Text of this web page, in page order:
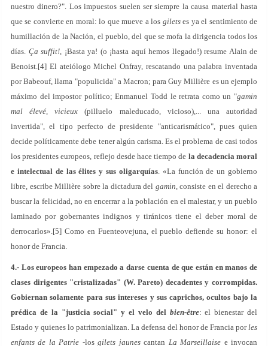
nuestro dinero?". Los impuestos suelen ser siempre la causa material hasta
que se convierte en moral: lo que mueve a los giletses ya el sentimiento de
humillación de la Nación, el pueblo, del que se mofa la dirigencia todos los
días. Ça suffit!, ¡Basta ya! (o ¡hasta aquí hemos llegado!) resume Alain de
Benoist.[4] El ateiólogo Michel Onfray, rescatando una palabra inventada
por Babeouf, llama "populicida" a Macron; para Guy Millière es un ejemplo
máximo del impostor político; Enmanuel Todd le retrata como un "gamin
mal élevé, vicieux (pilluelo maleducado, vicioso),... una autoridad
invertida", el tipo perfecto de presidente "anticarismático", pues quien
decide políticamente debe tener algún carisma. Es el problema de casi todos
los presidentes europeos, reflejo desde hace tiempo de la decadencia moral
e intelectual de las élites y sus oligarquías. «La función de un gobierno
libre, escribe Millière sobre la dictadura del gamin, consiste en el derecho a
buscar la felicidad, no en encerrar a la población en el malestar, y un pueblo
laminado por gobernantes indignos y tiránicos tiene el deber moral de
derrocarlos».[5] Como en Fuenteovejuna, el pueblo defiende su honor: el
honor de Francia.
4.- Los europeos han empezado a darse cuenta de que están en manos de
clases dirigentes "cristalizadas" (W. Pareto) decadentes y corrompidas.
Gobiernan solamente para sus intereses y sus caprichos, ocultos bajo la
prédica de la "justicia social" y el velo del bien-être: el bienestar del
Estado y quienes lo patrimonializan. La defensa del honor de Francia porles
enfants de la Patrie -losgilets jaunescantan La Marseillaise e invocan